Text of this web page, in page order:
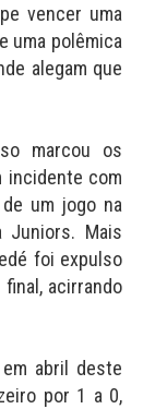
vencer uma
uma polêmica
alegam que
marcou os
incidente com
um jogo na
Juniors. Mais
foi expulso
acirrando
abril deste
por 1 a 0,